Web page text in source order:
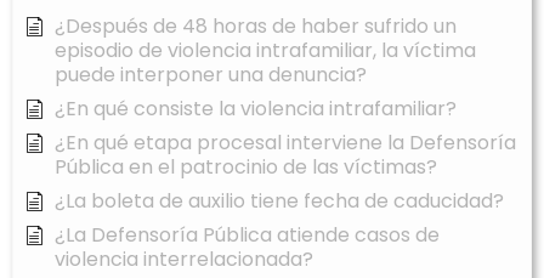
¿Después de 48 horas de haber sufrido un
episodio de violencia intrafamiliar, la víctima
puede interponer una denuncia?
¿En qué consiste la violencia intrafamiliar?
¿En qué etapa procesal interviene la Defensoría
Pública en el patrocinio de las víctimas?
¿La boleta de auxilio tiene fecha de caducidad?
¿La Defensoría Pública atiende casos de
violencia interrelacionada?